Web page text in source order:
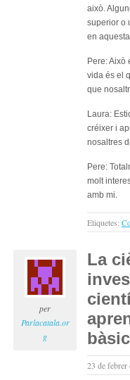
això.
superior o
en
Pere: Això
vida és el
que
Laura:
créixer i
nosaltres
Pere:
molt
amb mi.
Etiquetes:
per
Parlacatala.or
g
La
23 de febrer